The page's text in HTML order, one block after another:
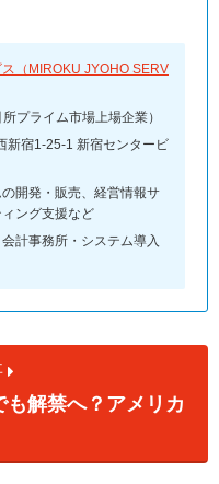
（MIROKU JYOHO SERV
プライム市場上場企業）
宿1-25-1 新宿センタービ
開発・販売、経営情報サ
ング支援など
計事務所・システム導入
解禁へ？アメリカ